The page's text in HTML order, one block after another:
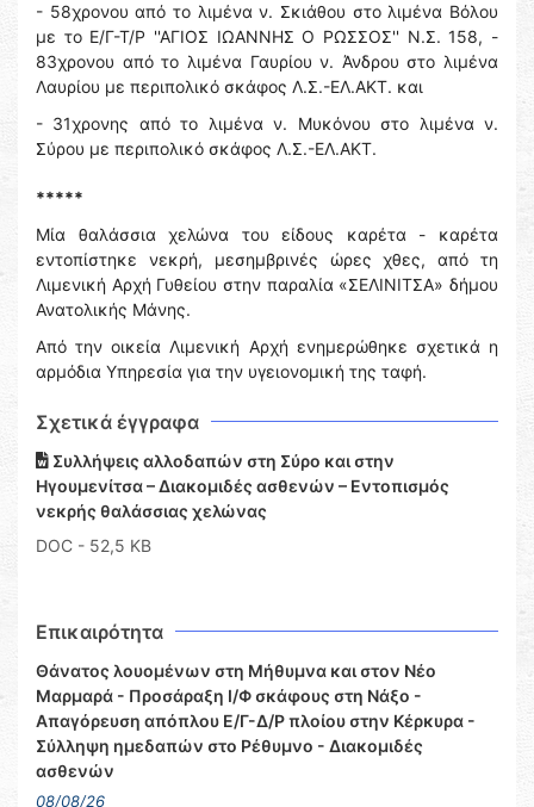
- 58χρονου από το λιμένα ν. Σκιάθου στο λιμένα Βόλου
με το Ε/Γ-Τ/Ρ ''ΑΓΙΟΣ ΙΩΑΝΝΗΣ Ο ΡΩΣΣΟΣ'' Ν.Σ. 158, -
83χρονου από το λιμένα Γαυρίου ν. Άνδρου στο λιμένα
Λαυρίου με περιπολικό σκάφος Λ.Σ.-ΕΛ.ΑΚΤ. και
- 31χρονης από το λιμένα ν. Μυκόνου στο λιμένα ν.
Σύρου με περιπολικό σκάφος Λ.Σ.-ΕΛ.ΑΚΤ.
*****
Μία θαλάσσια χελώνα του είδους καρέτα - καρέτα
εντοπίστηκε νεκρή, μεσημβρινές ώρες χθες, από τη
Λιμενική Αρχή Γυθείου στην παραλία «ΣΕΛΙΝΙΤΣΑ» δήμου
Ανατολικής Μάνης.
Από την οικεία Λιμενική Αρχή ενημερώθηκε σχετικά η
αρμόδια Υπηρεσία για την υγειονομική της ταφή.
Σχετικά έγγραφα
Συλλήψεις αλλοδαπών στη Σύρο και στην
Ηγουμενίτσα – Διακομιδές ασθενών – Εντοπισμός
νεκρής θαλάσσιας χελώνας
DOC - 52,5 KB
Επικαιρότητα
Θάνατος λουομένων στη Μήθυμνα και στον Νέο
Μαρμαρά - Προσάραξη Ι/Φ σκάφους στη Νάξο -
Απαγόρευση απόπλου Ε/Γ-Δ/Ρ πλοίου στην Κέρκυρα -
Σύλληψη ημεδαπών στο Ρέθυμνο - Διακομιδές
ασθενών
08/08/26